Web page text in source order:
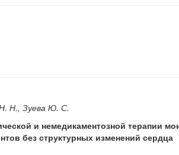
Н., Зуева Ю. С.
и немедикаментозной терапии
без структурных изменений сердца